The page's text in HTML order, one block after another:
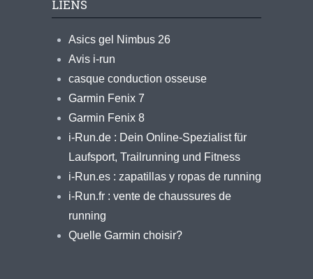
LIENS
Asics gel Nimbus 26
Avis i-run
casque conduction osseuse
Garmin Fenix 7
Garmin Fenix 8
i-Run.de : Dein Online-Spezialist für
Laufsport, Trailrunning und Fitness
i-Run.es : zapatillas y ropas de running
i-Run.fr : vente de chaussures de
running
Quelle Garmin choisir?